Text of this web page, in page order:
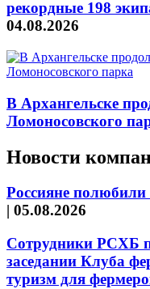
рекордные 198
04.08.2026
В Архангельске
Ломоносовского
Новости
Россияне
| 05.08.2026
Сотрудники РСХБ
заседании Клуба
туризм для